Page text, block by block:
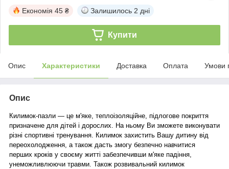
Економія 45 ₴ Залишилось 2 дні
Купити
Опис Характеристики Доставка Оплата Умови
Опис
Килимок-пазли — це м'яке, теплоізоляційне, підлогове покриття
призначене для дітей і дорослих. На ньому Ви зможете виконувати
різні спортивні тренування. Килимок захистить Вашу дитину від
переохолодження, а також дасть змогу безпечно навчитися
перших кроків у своєму житті забезпечивши м'яке падіння,
унеможливлюючи травми. Також розвивальний килимок